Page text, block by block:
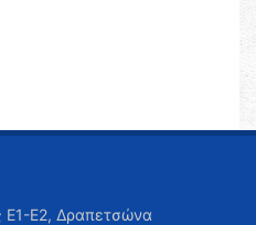
Ε1-Ε2, Δραπετσώνα